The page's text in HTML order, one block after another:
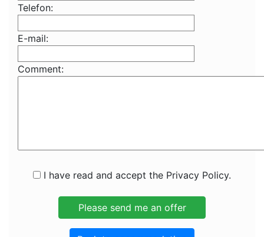
Telefon:
E-mail:
Comment:
I have read and accept the Privacy Policy.